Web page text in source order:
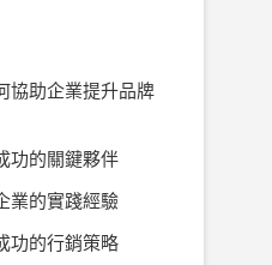
協助企業提升品牌
功的關鍵夥伴
業的實踐經驗
功的行銷策略